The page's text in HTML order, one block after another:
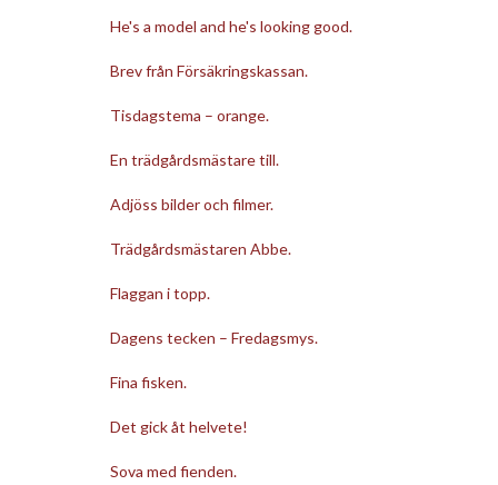
He's a model and he's looking good.
Brev från Försäkringskassan.
Tisdagstema – orange.
En trädgårdsmästare till.
Adjöss bilder och filmer.
Trädgårdsmästaren Abbe.
Flaggan i topp.
Dagens tecken – Fredagsmys.
Fina fisken.
Det gick åt helvete!
Sova med fienden.